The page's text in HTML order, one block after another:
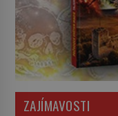
ZAJÍMAVOSTI